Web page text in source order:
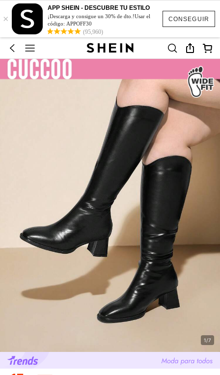
CONSEGUIR
×
APP SHEIN - DESCUBRE TU ESTILO
¡Descarga y consigue un 30% de dto.!Usar el
código: APPOFF30
(95,960)
1/7